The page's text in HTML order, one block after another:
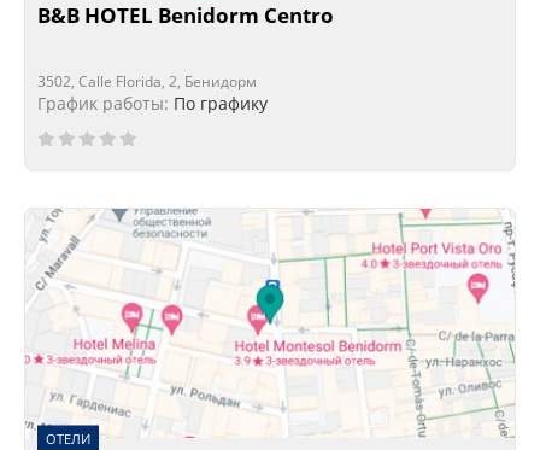
B&B HOTEL Benidorm Centro
3502, Calle Florida, 2, Бенидорм
График работы: По графику
ОТЕЛИ